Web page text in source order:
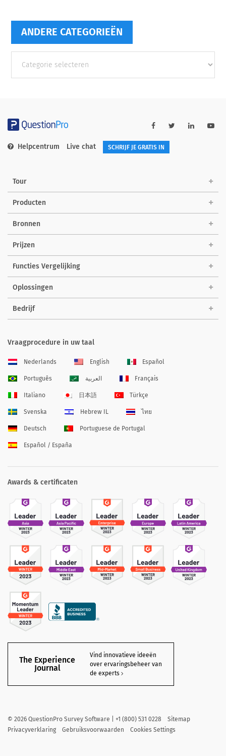
ANDERE CATEGORIEËN
categorieën
Helpcentrum Live chat SCHRIJF JE GRATIS IN
Tour
Producten
Bronnen
Prijzen
Functies Vergelijking
Oplossingen
Bedrijf
Vraagprocedure in uw taal
Nederlands English Español
Português العربية Français
Italiano 日本語 Türkçe
Svenska Hebrew IL ไทย
Deutsch Portuguese de Portugal
Español / España
Awards & certificaten
The Experience
Journal
Vind innovatieve ideeën
over ervaringsbeheer van
de experts
© 2026 QuestionPro Survey Software | +1 (800) 531 0228
Sitemap
Privacyverklaring
Gebruiksvoorwaarden Cookies Settings